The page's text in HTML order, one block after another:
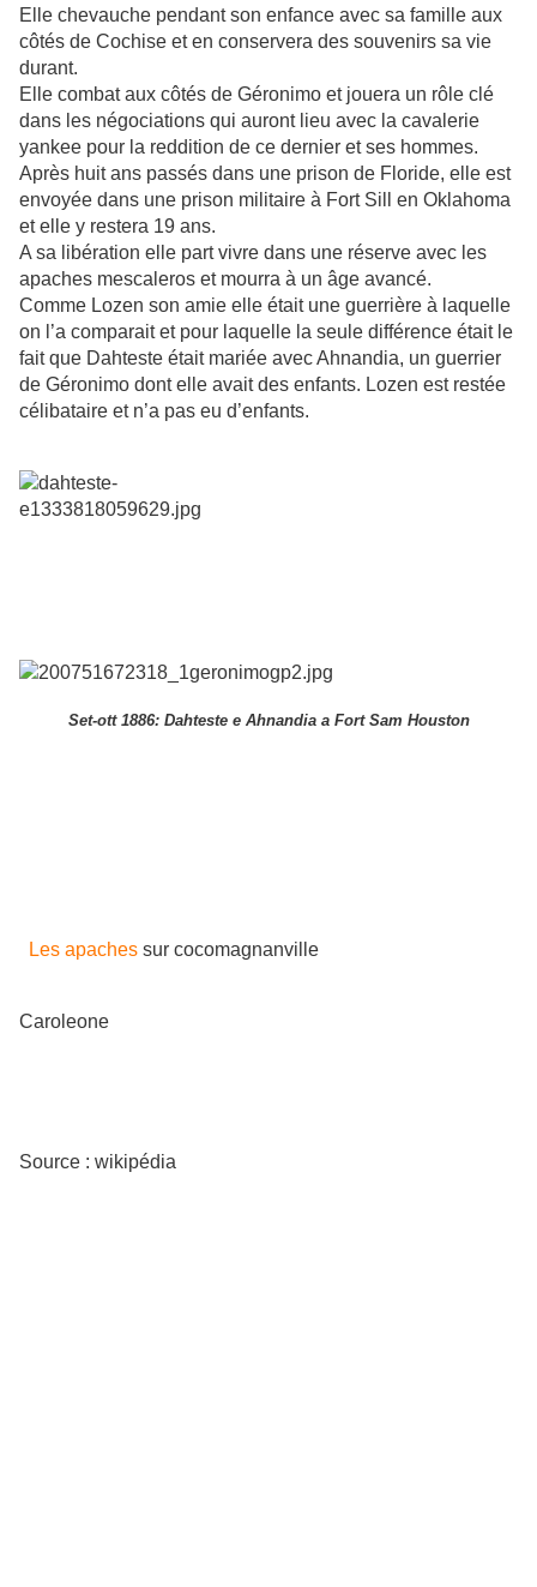
Elle chevauche pendant son enfance avec sa famille aux
côtés de Cochise et en conservera des souvenirs sa vie
durant.
Elle combat aux côtés de Géronimo et jouera un rôle clé
dans les négociations qui auront lieu avec la cavalerie
yankee pour la reddition de ce dernier et ses hommes.
Après huit ans passés dans une prison de Floride, elle est
envoyée dans une prison militaire à Fort Sill en Oklahoma
et elle y restera 19 ans.
A sa libération elle part vivre dans une réserve avec les
apaches mescaleros et mourra à un âge avancé.
Comme Lozen son amie elle était une guerrière à laquelle
on l’a comparait et pour laquelle la seule différence était le
fait que Dahteste était mariée avec Ahnandia, un guerrier
de Géronimo dont elle avait des enfants. Lozen est restée
célibataire et n’a pas eu d’enfants.
Set-ott 1886: Dahteste e Ahnandia a Fort Sam Houston
Les apaches sur cocomagnanville
Caroleone
Source : wikipédia